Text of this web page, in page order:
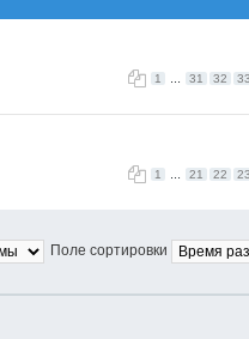
1 31 32 33
1 21 22 23
Поле сортировки